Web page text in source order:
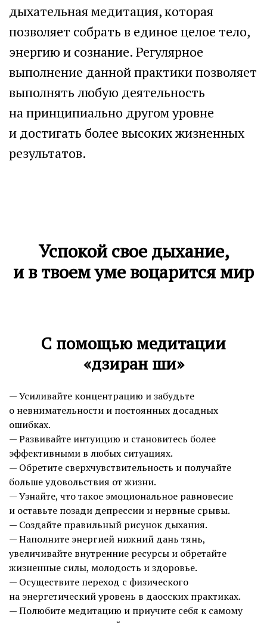
дыхательная медитация, которая
позволяет собрать в единое целое тело,
энергию и сознание. Регулярное
выполнение данной практики позволяет
выполнять любую деятельность
на принципиально другом уровне
и достигать более высоких жизненных
результатов.
Успокой свое дыхание,
и в твоем уме воцарится мир
С помощью медитации
«дзиран ши»
— Усиливайте концентрацию и забудьте
о невнимательности и постоянных досадных
ошибках.
— Развивайте интуицию и становитесь более
эффективными в любых ситуациях.
— Обретите сверхчувствительность и получайте
больше удовольствия от жизни.
— Узнайте, что такое эмоциональное равновесие
и оставьте позади депрессии и нервные срывы.
— Создайте правильный рисунок дыхания.
— Наполните энергией нижний дань тянь,
увеличивайте внутренние ресурсы и обретайте
жизненные силы, молодость и здоровье.
— Осуществите переход с физического
на энергетический уровень в даосских практиках.
— Полюбите медитацию и приучите себя к самому